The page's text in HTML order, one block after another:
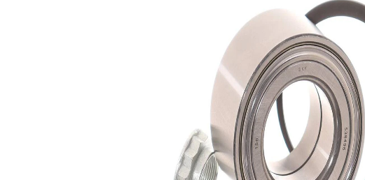
Artikelnummer
Antal
SKF01988
1
SKF02723 1